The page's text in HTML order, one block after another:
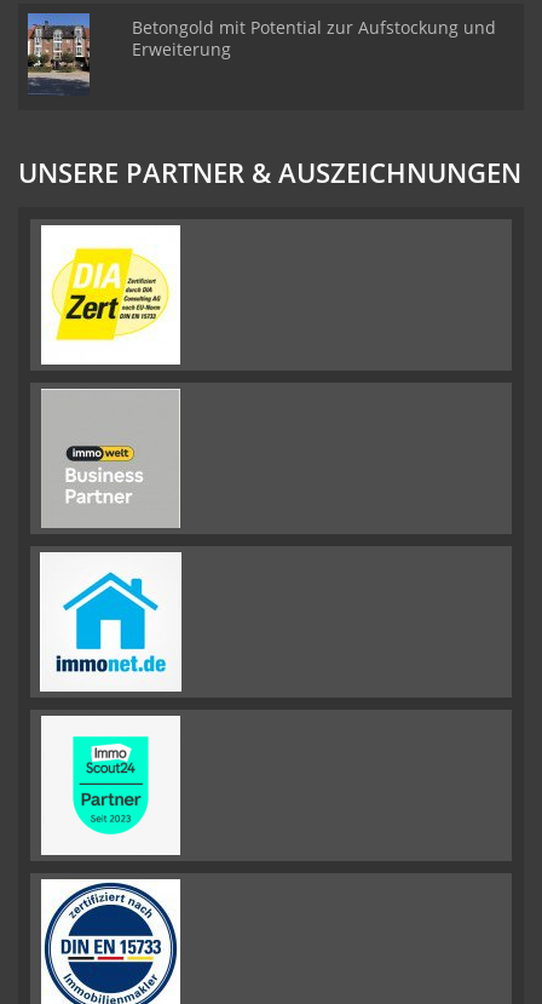
Betongold mit Potential zur Aufstockung und
Erweiterung
UNSERE PARTNER & AUSZEICHNUNGEN